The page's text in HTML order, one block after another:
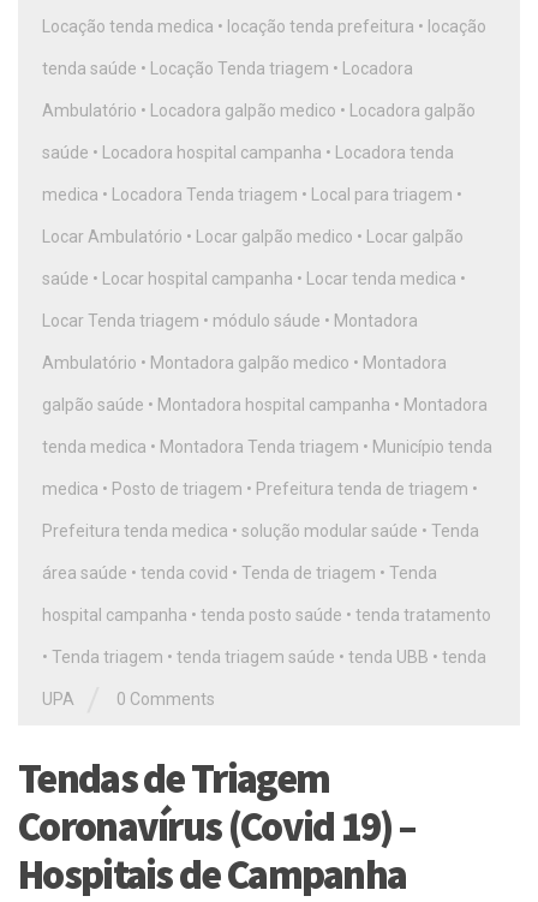
Locação tenda medica • locação tenda prefeitura • locação
tenda saúde • Locação Tenda triagem • Locadora
Ambulatório • Locadora galpão medico • Locadora galpão
saúde • Locadora hospital campanha • Locadora tenda
medica • Locadora Tenda triagem • Local para triagem •
Locar Ambulatório • Locar galpão medico • Locar galpão
saúde • Locar hospital campanha • Locar tenda medica •
Locar Tenda triagem • módulo sáude • Montadora
Ambulatório • Montadora galpão medico • Montadora
galpão saúde • Montadora hospital campanha • Montadora
tenda medica • Montadora Tenda triagem • Município tenda
medica • Posto de triagem • Prefeitura tenda de triagem •
Prefeitura tenda medica • solução modular saúde • Tenda
área saúde • tenda covid • Tenda de triagem • Tenda
hospital campanha • tenda posto saúde • tenda tratamento
• Tenda triagem • tenda triagem saúde • tenda UBB • tenda
UPA 0 Comments
Tendas de Triagem
Coronavírus (Covid 19) –
Hospitais de Campanha